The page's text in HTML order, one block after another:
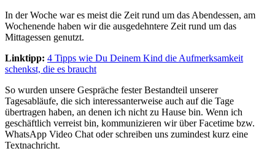
In der Woche war es meist die Zeit rund um das Abendessen, am
Wochenende haben wir die ausgedehntere Zeit rund um das
Mittagessen genutzt.
Linktipp: 4 Tipps wie Du Deinem Kind die Aufmerksamkeit
schenkst, die es braucht
So wurden unsere Gespräche fester Bestandteil unserer
Tagesabläufe, die sich interessanterweise auch auf die Tage
übertragen haben, an denen ich nicht zu Hause bin. Wenn ich
geschäftlich verreist bin, kommunizieren wir über Facetime bzw.
WhatsApp Video Chat oder schreiben uns zumindest kurz eine
Textnachricht.